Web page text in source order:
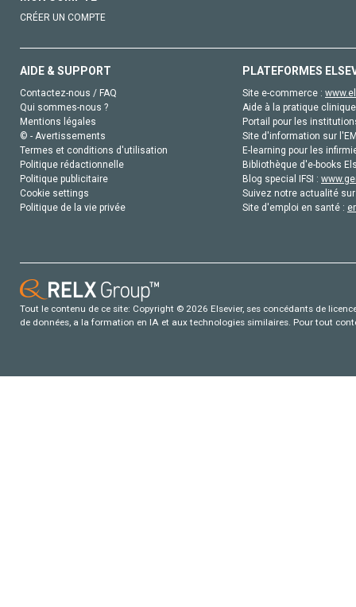
CRÉER UN COMPTE
AIDE & SUPPORT
Contactez-nous / FAQ
Qui sommes-nous ?
Mentions légales
© - Avertissements
Termes et conditions d'utilisation
Politique rédactionnelle
Politique publicitaire
Cookie settings
Politique de la vie privée
PLATEFORMES
Site e-commerce :
Aide à la pratique
Portail pour les
Site d'information sur
E-learning pour les
Bibliothèque d'e-books
Blog special IFSI :
Suivez notre actualité
Site d'emploi en santé :
Tout le contenu de ce site: Copyright © 2026 Elsevier, ses concédants de
de données, a la formation en IA et aux technologies similaires. Pour tout